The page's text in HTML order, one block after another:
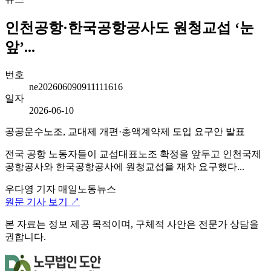
인천공항·한국공항공사도 원청교섭 ‘눈
앞’...
번호
ne202606090911111616
일자
2026-06-10
공공운수노조, 교대제 개편·총액계약제 도입 요구안 발표
전국 공항 노동자들이 교섭대표노조 확정을 앞두고 인천국제
공항공사와 한국공항공사에 원청교섭을 재차 요구했다...
우다영 기자 매일노동뉴스
원문 기사 보기 ↗
본 자료는 정보 제공 목적이며, 구체적 사안은 전문가 상담을
권합니다.